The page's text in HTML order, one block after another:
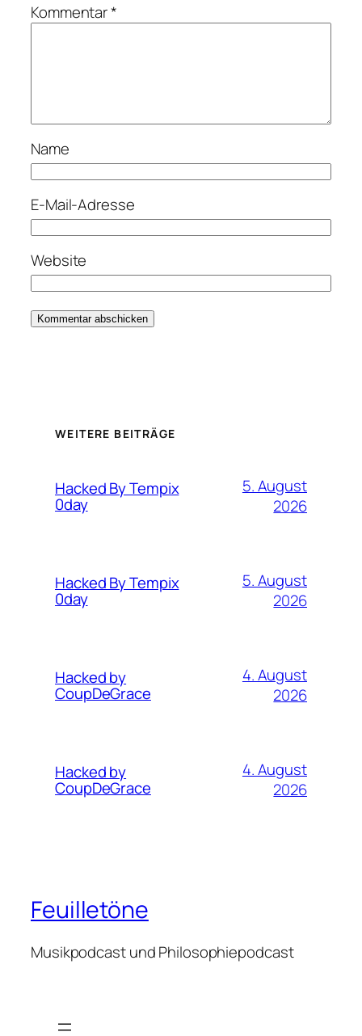
Kommentar*
Name
E-Mail-Adresse
Website
WEITERE BEITRÄGE
Hacked By Tempix
0day
5. August
2026
Hacked By Tempix
0day
5. August
2026
Hacked by
CoupDeGrace
4. August
2026
Hacked by
CoupDeGrace
4. August
2026
Feuilletöne
Musikpodcast und Philosophiepodcast